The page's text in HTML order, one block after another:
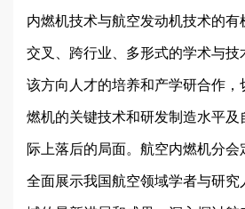
内燃机技术与航空发动机技术的
交叉、跨行业、多形式的学术与技
该方向人才的培养和产学研合作，
燃机的关键技术和研发制造水平及
际上落后的局面。航空内燃机分会
全面展示我国航空领域学者与研究